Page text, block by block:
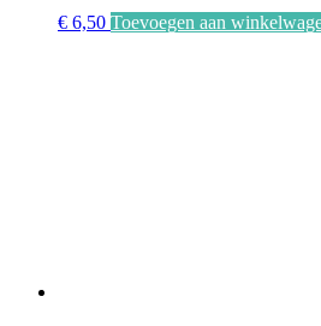
€ 6,50 Toevoegen aan